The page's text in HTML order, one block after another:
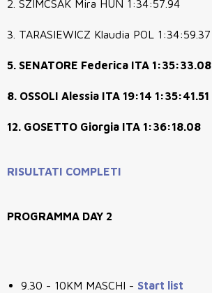
2. SZIMCSAK Mira HUN 1:34:57.94
3. TARASIEWICZ Klaudia POL 1:34:59.37
5. SENATORE Federica ITA 1:35:33.08
8. OSSOLI Alessia ITA 19:14 1:35:41.51
12. GOSETTO Giorgia ITA 1:36:18.08
RISULTATI COMPLETI
PROGRAMMA DAY 2
9.30 - 10KM MASCHI - Start list